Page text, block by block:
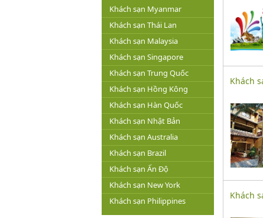
Khách sạn Myanmar
Khách sạn Thái Lan
Khách sạn Malaysia
Khách sạn Singapore
Khách sạn Trung Quốc
Khách sạn Hồng Kông
Khách sạn Hàn Quốc
Khách sạn Nhật Bản
Khách sạn Australia
Khách sạn Brazil
Khách sạn Ấn Độ
Khách sạn New York
Khách sạn Philippines
Khách
Khách